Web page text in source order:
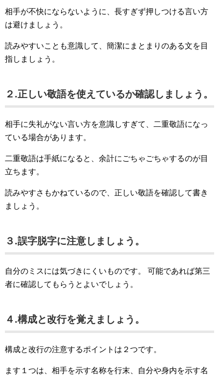
相手が不快にならないように、長すぎず押しつける言い方
は避けましょう。
読みやすいことも意識して、簡潔にまとまりのある文を目
指しましょう。
２.正しい敬語を使えているか確認しましょう。
相手に失礼がない言い方を意識しすぎて、二重敬語になっ
ている場合があります。
二重敬語は手紙になると、余計にごちゃごちゃするのが目
立ちます。
読みやすさもかねているので、正しい敬語を確認して書き
ましょう。
３.誤字脱字に注意しましょう。
自分のミスには気づきにくいものです。
可能であれば第三
者に確認してもらうとよいでしょう。
４.構成と改行を覚えましょう。
構成と改行の注意するポイントは２つです。
ます１つは、相手を示す名称を行末、自分や身内を示す名